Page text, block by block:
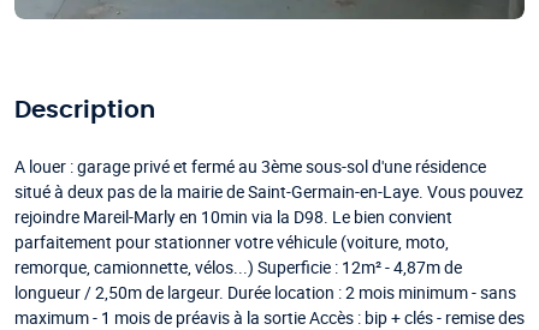
Description
A louer : garage privé et fermé au 3ème sous-sol d'une résidence
situé à deux pas de la mairie de Saint-Germain-en-Laye. Vous pouvez
rejoindre Mareil-Marly en 10min via la D98. Le bien convient
parfaitement pour stationner votre véhicule (voiture, moto,
remorque, camionnette, vélos...) Superficie : 12m² - 4,87m de
longueur / 2,50m de largeur. Durée location : 2 mois minimum - sans
maximum - 1 mois de préavis à la sortie Accès : bip + clés - remise des